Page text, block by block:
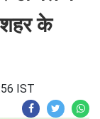
के
IST